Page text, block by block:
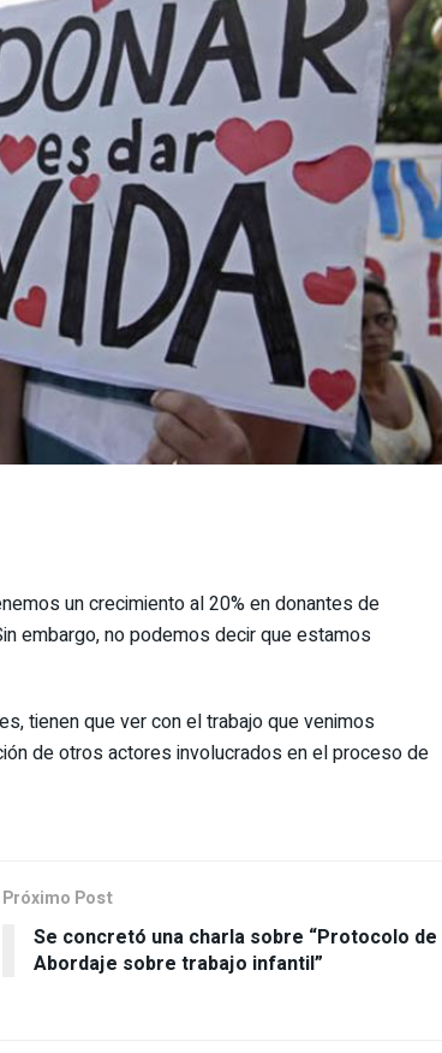
un crecimiento al 20% en donantes de
embargo, no podemos decir que estamos
tienen que ver con el trabajo que venimos
de otros actores involucrados en el proceso de
Próximo Post
Se concretó una charla sobre “Protocolo de
Abordaje sobre trabajo infantil”